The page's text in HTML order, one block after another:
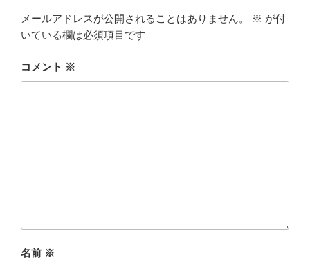
メールアドレスが公開されることはありません。 ※ が付
いている欄は必須項目です
コメント ※
名前 ※